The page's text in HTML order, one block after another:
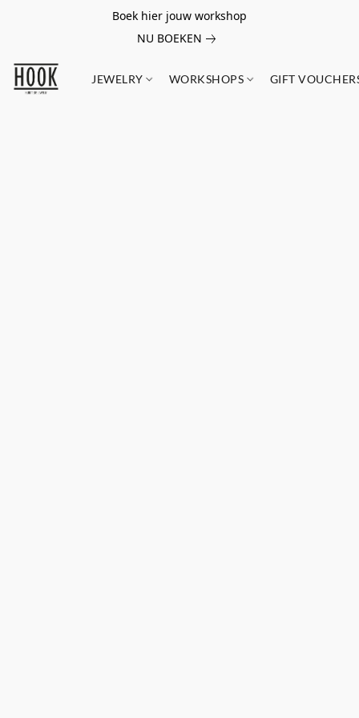
Boek hier jouw workshop
NU BOEKEN
JEWELRY WORKSHOPS GIFT